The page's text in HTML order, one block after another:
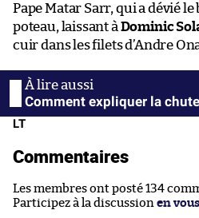
Pape Matar Sarr, qui a dévié
poteau, laissant à Dominic
cuir dans les filets d’Andre
Comment expliquer la
LT
Commentaires
Les membres ont posté 134
Participez à la discussion en